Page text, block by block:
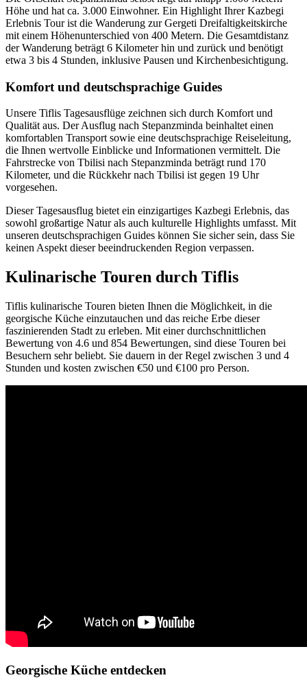
Höhe und hat ca. 3.000 Einwohner. Ein Highlight Ihrer Kazbegi
Erlebnis Tour ist die Wanderung zur Gergeti Dreifaltigkeitskirche
mit einem Höhenunterschied von 400 Metern. Die Gesamtdistanz
der Wanderung beträgt 6 Kilometer hin und zurück und benötigt
etwa 3 bis 4 Stunden, inklusive Pausen und Kirchenbesichtigung.
Komfort und deutschsprachige Guides
Unsere Tiflis Tagesausflüge zeichnen sich durch Komfort und
Qualität aus. Der Ausflug nach Stepanzminda beinhaltet einen
komfortablen Transport sowie eine deutschsprachige Reiseleitung,
die Ihnen wertvolle Einblicke und Informationen vermittelt. Die
Fahrstrecke von Tbilisi nach Stepanzminda beträgt rund 170
Kilometer, und die Rückkehr nach Tbilisi ist gegen 19 Uhr
vorgesehen.
Dieser Tagesausflug bietet ein einzigartiges Kazbegi Erlebnis, das
sowohl großartige Natur als auch kulturelle Highlights umfasst. Mit
unseren deutschsprachigen Guides können Sie sicher sein, dass Sie
keinen Aspekt dieser beeindruckenden Region verpassen.
Kulinarische Touren durch Tiflis
Tiflis kulinarische Touren bieten Ihnen die Möglichkeit, in die
georgische Küche einzutauchen und das reiche Erbe dieser
faszinierenden Stadt zu erleben. Mit einer durchschnittlichen
Bewertung von 4.6 und 854 Bewertungen, sind diese Touren bei
Besuchern sehr beliebt. Sie dauern in der Regel zwischen 3 und 4
Stunden und kosten zwischen €50 und €100 pro Person.
Georgische Küche entdecken